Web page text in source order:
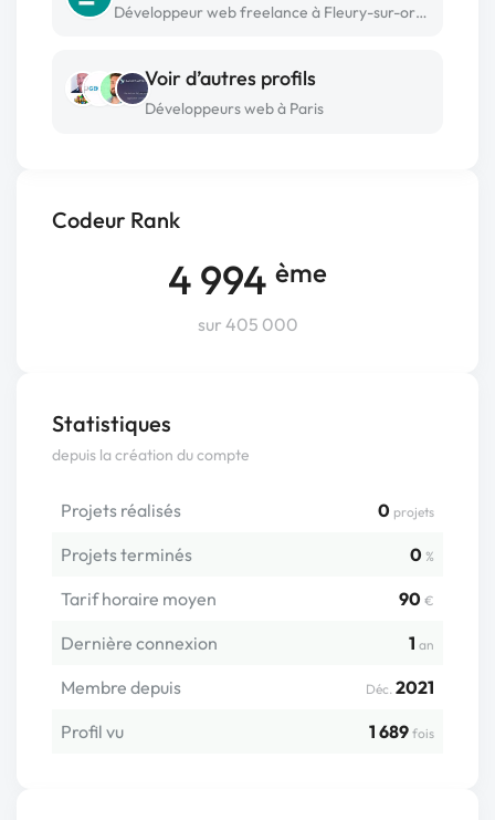
Codeur Rank
4 994 ème
sur 405 000
Statistiques
depuis la création du compte
Projets réalisés 0 projets
Projets terminés 0 %
Tarif horaire moyen 90 €
Dernière connexion 1 an
Membre depuis Déc. 2021
Profil vu
1 689 fois
Développeur web freelance à Fleury-sur-orne
Voir d’autres profils
Développeurs web à Paris